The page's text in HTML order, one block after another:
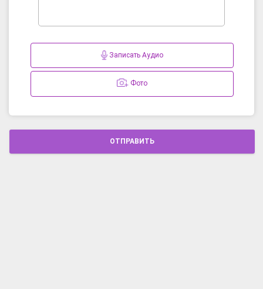
Записать Аудио
Фото
ОТПРАВИТЬ